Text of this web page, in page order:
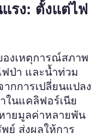
รง: ตั้งแต่ไฟ
งเหตุการณ์สภาพ
ฟป่า และน้ำท่วม
กการเปลี่ยนแปลง
ในแคลิฟอร์เนีย
ายมูลค่าหลายพัน
ย์ ส่งผลให้การ